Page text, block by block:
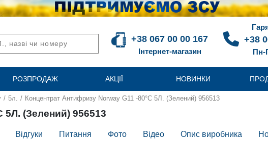
+38 067 00 00 167
Інтернет-магазин
+38
Пн-
РОЗПРОДАЖ АКЦІЇ НОВИНКИ
/ 5л. / Концентрат Антифризу Norway G11 -80°C 5Л. (Зелений) 956513
5Л. (Зелений) 956513
Відгуки Питання Фото Відео Опис виробника